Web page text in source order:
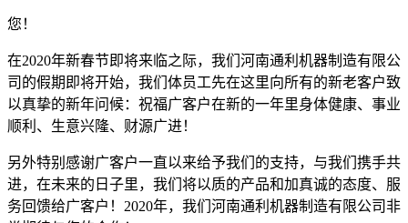
您！
在2020年新春节即将来临之际，我们河南通利机器制造有限公
司的假期即将开始，我们体员工先在这里向所有的新老客户致
以真挚的新年问候：祝福广客户在新的一年里身体健康、事业
顺利、生意兴隆、财源广进！
另外特别感谢广客户一直以来给予我们的支持，与我们携手共
进，在未来的日子里，我们将以质的产品和加真诚的态度、服
务回馈给广客户！2020年，我们河南通利机器制造有限公司非